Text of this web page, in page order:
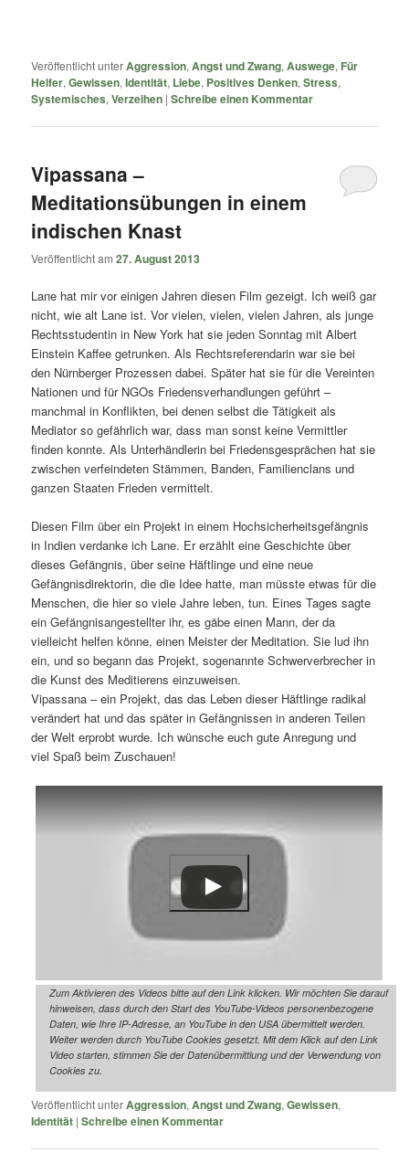
Veröffentlicht unterAggression,Angst und Zwang,Auswege, Für
Helfer,Gewissen,Identität, Liebe, Positives Denken,Stress,
Systemisches,Verzeihen |Schreibe einen Kommentar
Vipassana –
Meditationsübungen in einem
indischen Knast
Veröffentlicht am27. August 2013
Lane hat mir vor einigen Jahren diesen Film gezeigt. Ich weiß gar
nicht, wie alt Lane ist. Vor vielen, vielen, vielen Jahren, als junge
Rechtsstudentin in New York hat sie jeden Sonntag mit Albert
Einstein Kaffee getrunken. Als Rechtsreferendarin war sie bei
den Nürnberger Prozessen dabei. Später hat sie für die Vereinten
Nationen und für NGOs Friedensverhandlungen geführt –
manchmal in Konflikten, bei denen selbst die Tätigkeit als
Mediator so gefährlich war, dass man sonst keine Vermittler
finden konnte. Als Unterhändlerin bei Friedensgesprächen hat sie
zwischen verfeindeten Stämmen, Banden, Familienclans und
ganzen Staaten Frieden vermittelt.
Diesen Film über ein Projekt in einem Hochsicherheitsgefängnis
in Indien verdanke ich Lane. Er erzählt eine Geschichte über
dieses Gefängnis, über seine Häftlinge und eine neue
Gefängnisdirektorin, die die Idee hatte, man müsste etwas für die
Menschen, die hier so viele Jahre leben, tun. Eines Tages sagte
ein Gefängnisangestellter ihr, es gäbe einen Mann, der da
vielleicht helfen könne, einen Meister der Meditation. Sie lud ihn
ein, und so begann das Projekt, sogenannte Schwerverbrecher in
die Kunst des Meditierens einzuweisen.
Vipassana – ein Projekt, das das Leben dieser Häftlinge radikal
verändert hat und das später in Gefängnissen in anderen Teilen
der Welt erprobt wurde. Ich wünsche euch gute Anregung und
viel Spaß beim Zuschauen!
Zum Aktivieren des Videos bitte auf den Link klicken. Wir möchten Sie darauf
hinweisen, dass durch den Start des YouTube-Videos personenbezogene
Daten, wie Ihre IP-Adresse, an YouTube in den USA übermittelt werden.
Weiter werden durch YouTube Cookies gesetzt. Mit dem Klick auf den Link
Video starten, stimmen Sie der Datenübermittlung und der Verwendung von
Cookies zu.
Veröffentlicht unterAggression,Angst und Zwang,Gewissen,
Identität |Schreibe einen Kommentar